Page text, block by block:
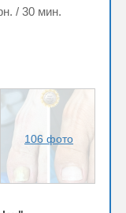
/ 30 мин.
106 фото